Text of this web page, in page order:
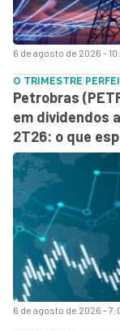
6 de agosto de 2026 -
6 de agosto de 2026 -
O TRIMESTRE
Petrobras
em dividendos
2T26: o que